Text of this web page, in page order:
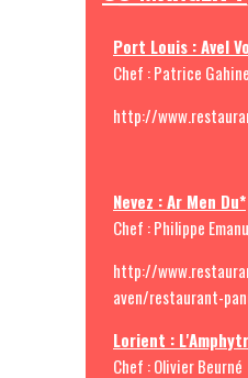
Port Louis : Avel
Chef : Patrice
http://
Nevez : Ar Men Du*
Chef : Philippe
http://
aven/restaurant-
Lorient :
Chef : Olivier Beurné